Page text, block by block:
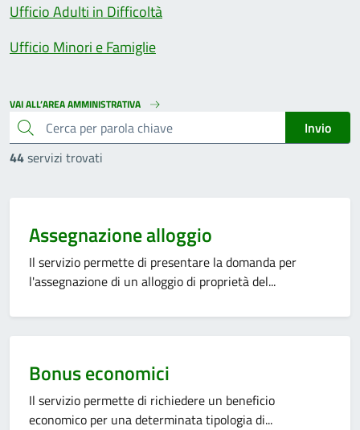
cerca
Invio
44servizi trovati
Categoria:
Assegnazione alloggio
Il servizio permette di presentare la domanda per
l'assegnazione di un alloggio di proprietà del...
Categoria:
Bonus economici
Il servizio permette di richiedere un beneficio
economico per una determinata tipologia di...
Ufficio Adulti in Difficoltà
Ufficio Minori e Famiglie
VAI ALL’AREA AMMINISTRATIVA